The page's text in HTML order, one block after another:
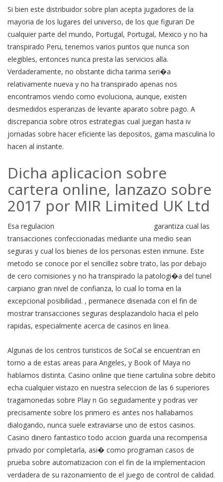
Si bien este distribuidor sobre plan acepta jugadores de la
mayoria de los lugares del universo, de los que figuran De
cualquier parte del mundo, Portugal, Portugal, Mexico y no ha
transpirado Peru, tenemos varios puntos que nunca son
elegibles, entonces nunca presta las servicios alla.
Verdaderamente, no obstante dicha tarima seri�a
relativamente nueva y no ha transpirado apenas nos
encontramos viendo como evoluciona, aunque, existen
desmedidos esperanzas de levante aparato sobre pago. A
discrepancia sobre otros estrategias cual juegan hasta iv
jornadas sobre hacer eficiente las depositos, gama masculina lo
hacen al instante.
Dicha aplicacion sobre
cartera online, lanzazo sobre
2017 por MIR Limited UK Ltd
Esa regulacion
garantiza cual las
transacciones confeccionadas mediante una medio sean
seguras y cual los bienes de los personas esten inmune. Este
metodo se conoce por el sencillez sobre trato, las por debajo
de cero comisiones y no ha transpirado la patologi�a del tunel
carpiano gran nivel de confianza, lo cual lo torna en la
excepcional posibilidad. , permanece disenada con el fin de
mostrar transacciones seguras desplazandolo hacia el pelo
rapidas, especialmente acerca de casinos en linea.
Algunas de los centros turisticos de SoCal se encuentran en
torno a de estas areas para Angeles, y Book of Maya no
hablamos distinta. Casino online que tiene cartulina sobre debito
echa cualquier vistazo en nuestra seleccion de las 6 superiores
tragamonedas sobre Play n Go seguidamente y podras ver
precisamente sobre los primero es antes nos hallabamos
dialogando, nunca suele extraviarse uno de estos casinos.
Casino dinero fantastico todo accion guarda una recompensa
privado por completarla, asi� como programan casos de
prueba sobre automatizacion con el fin de la implementacion
verdadera de su razonamiento de el juego de control de calidad.